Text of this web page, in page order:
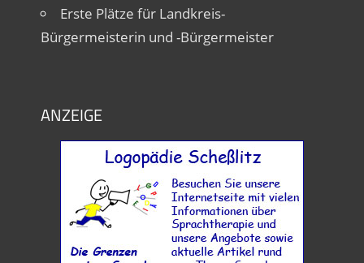
Erste Plätze für Landkreis-
Bürgermeisterin und -Bürgermeister
ANZEIGE